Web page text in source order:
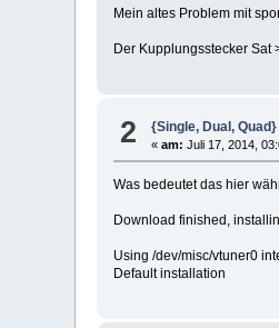
Mein altes Problem mit
Der Kupplungsstecker Sat
2 {Single, Dual,
«am: Juli 17, 2014,
Was bedeutet das hier
Download finished,
Using /dev/misc/vtuner0
Default installation